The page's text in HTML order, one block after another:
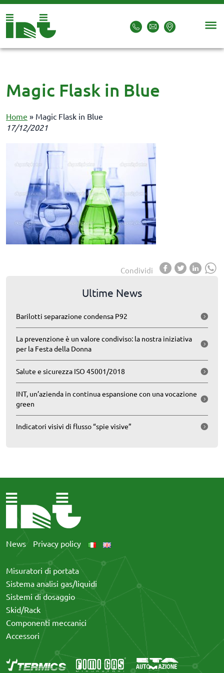
Magic Flask in Blue
Home » Magic Flask in Blue
17/12/2021
Condividi
Ultime News
Barilotti separazione condensa P92
La prevenzione è un valore condiviso: la nostra iniziativa
per la Festa della Donna
Salute e sicurezza ISO 45001/2018
INT, un’azienda in continua espansione con una vocazione
green
Indicatori visivi di flusso “spie visive”
News Privacy policy
Misuratori di portata
Sistema analisi gas/liquidi
Sistemi di dosaggio
Skid/Rack
Componenti meccanici
Accessori